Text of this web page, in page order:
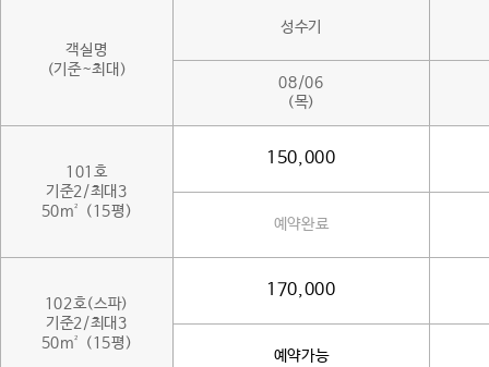
객실명
(기준~최대)
성수기
08/06
(목)
101호
기준2/최대3
50m² (15평)
150,000
예약완료
102호(스파)
기준2/최대3
50m² (15평)
170,000
예약가능